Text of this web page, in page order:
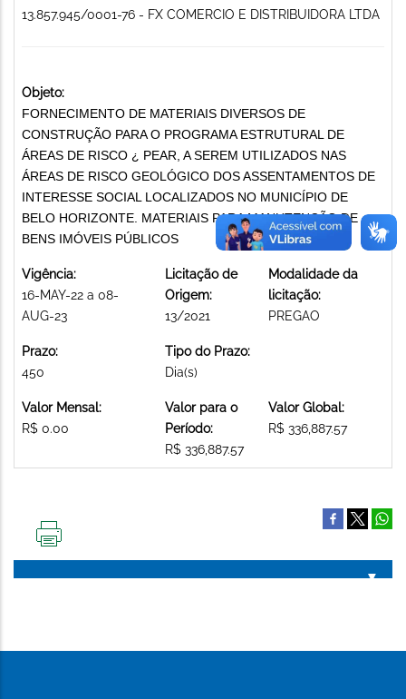
13.857.945/0001-76 - FX COMERCIO E DISTRIBUIDORA LTDA
Objeto:
FORNECIMENTO DE MATERIAIS DIVERSOS DE
CONSTRUÇÃO PARA O PROGRAMA ESTRUTURAL DE
ÁREAS DE RISCO ¿ PEAR, A SEREM UTILIZADOS NAS
ÁREAS DE RISCO GEOLÓGICO DOS ASSENTAMENTOS DE
INTERESSE SOCIAL LOCALIZADOS NO MUNICÍPIO DE
BELO HORIZONTE. MATERIAIS PARA MANUTENÇÃO DE
BENS IMÓVEIS PÚBLICOS
Vigência:
16-MAY-22 a 08-
AUG-23
Licitação de
Origem:
13/2021
Modalidade da
licitação:
PREGAO
Prazo:
450
Tipo do Prazo:
Dia(s)
Valor Mensal:
R$ 0.00
Valor para o
Período:
R$ 336,887.57
Valor Global:
R$ 336,887.57
PÁGINA